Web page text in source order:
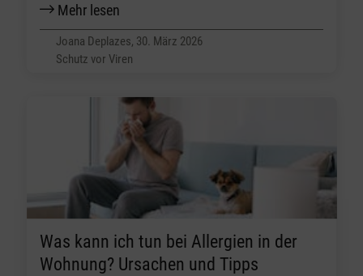
Mehr lesen
Joana Deplazes, 30. März 2026
Schutz vor Viren
Was kann ich tun bei Allergien in der
Wohnung? Ursachen und Tipps